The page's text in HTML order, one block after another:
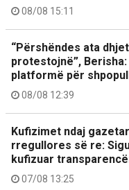
08/08 15:11
“Përshëndes ata
protestojnë”,
platformë për
08/08 12:39
Kufizimet ndaj
rregullores së re:
kufizuar
07/08 13:25